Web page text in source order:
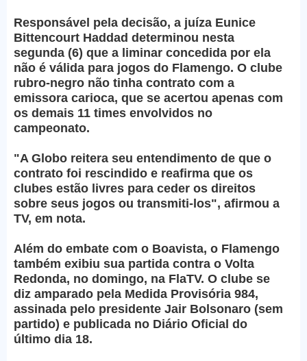
Responsável pela decisão, a juíza Eunice
Bittencourt Haddad determinou nesta
segunda (6) que a liminar concedida por ela
não é válida para jogos do Flamengo. O clube
rubro-negro não tinha contrato com a
emissora carioca, que se acertou apenas com
os demais 11 times envolvidos no
campeonato.
"A Globo reitera seu entendimento de que o
contrato foi rescindido e reafirma que os
clubes estão livres para ceder os direitos
sobre seus jogos ou transmiti-los", afirmou a
TV, em nota.
Além do embate com o Boavista, o Flamengo
também exibiu sua partida contra o Volta
Redonda, no domingo, na FlaTV. O clube se
diz amparado pela Medida Provisória 984,
assinada pelo presidente Jair Bolsonaro (sem
partido) e publicada no Diário Oficial do
último dia 18.